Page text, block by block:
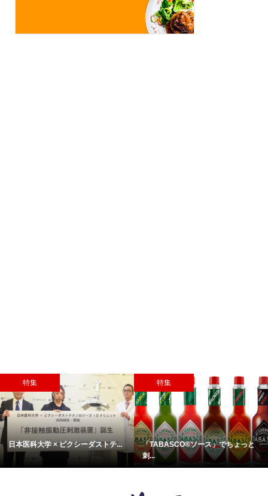
特集
日本医科大学 × ピクシーダストテ...
特集
「TABASCO®ソース」でちょっと
刺...